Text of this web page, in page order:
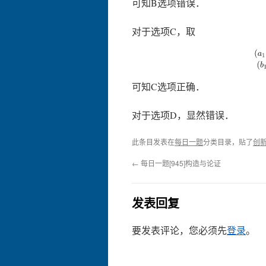
可知B选项错误．
对于选项C，取
(a1,
可知C选项正确．
对于选项D，显然错误．
此条目发表在每日一题分类目录，贴了创
← 每日一题[945]构造与论证
发表回复
要发表评论，您必须先登录。